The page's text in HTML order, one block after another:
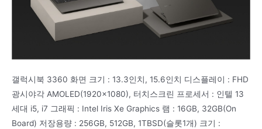
갤럭시북 3360 화면 크기 : 13.3인치, 15.6인치 디스플레이 : FHD
광시야각 AMOLED(1920×1080), 터치스크린 프로세서 : 인텔 13
세대 i5, i7 그래픽 : Intel Iris Xe Graphics 램 : 16GB, 32GB(On
Board) 저장용량 : 256GB, 512GB, 1TBSD(슬롯1개) 크기 :